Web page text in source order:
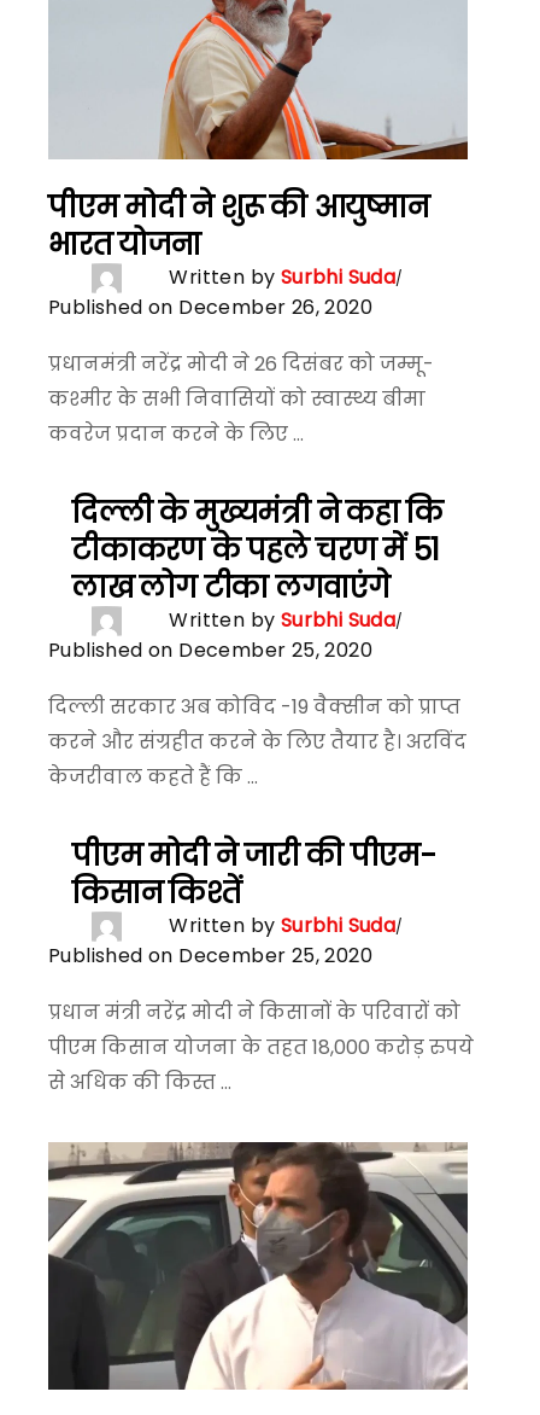
पीएम मोदी ने शुरू की आयुष्मान
भारत योजना
Written by Surbhi Suda
Published on December 26, 2020
प्रधानमंत्री नरेंद्र मोदी ने 26 दिसंबर को जम्मू-
कश्मीर के सभी निवासियों को स्वास्थ्य बीमा
कवरेज प्रदान करने के लिए ...
दिल्ली के मुख्यमंत्री ने कहा कि
टीकाकरण के पहले चरण में 51
लाख लोग टीका लगवाएंगे
Written by Surbhi Suda
Published on December 25, 2020
दिल्ली सरकार अब कोविद -19 वैक्सीन को प्राप्त
करने और संग्रहीत करने के लिए तैयार है। अरविंद
केजरीवाल कहते हैं कि ...
पीएम मोदी ने जारी की पीएम-
किसान किश्तें
Written by Surbhi Suda
Published on December 25, 2020
प्रधान मंत्री नरेंद्र मोदी ने किसानों के परिवारों को
पीएम किसान योजना के तहत 18,000 करोड़ रुपये
से अधिक की किस्त ...